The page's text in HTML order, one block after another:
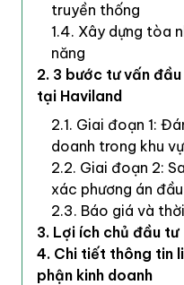
truyền thống
1.4. Xây dựng tòa
năng
2. 3 bước tư vấn
tại Haviland
2.1. Giai đoạn 1:
doanh trong khu
2.2. Giai đoạn 2:
xác phương án
2.3. Báo giá và
3. Lợi ích chủ đầu tư
4. Chi tiết thông tin
phận kinh doanh